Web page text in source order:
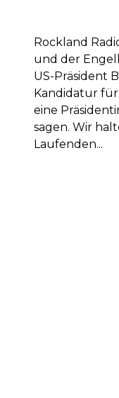
Rockland
und der
US-Präsident
Kandidatur für
eine
sagen. Wir
Laufenden...